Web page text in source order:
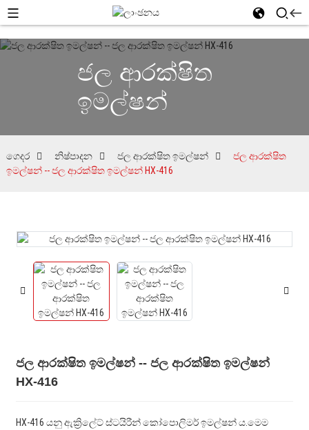
ජල ආරක්ෂිත
ඉමල්ෂන්
ගෙදර නිෂ්පාදන ජල ආරක්ෂිත ඉමල්ෂන්
ජල ආරක්ෂිත
ඉමල්ෂන් -- ජල ආරක්ෂිත ඉමල්ෂන් HX-416
ජල ආරක්ෂිත ඉමල්ෂන් -- ජල ආරක්ෂිත ඉමල්ෂන්
HX-416
HX-416 යනු ඇක්‍රිලේට් ස්ටයිරීන් කෝපොලිමර් ඉමල්ෂන් ය.මෙම